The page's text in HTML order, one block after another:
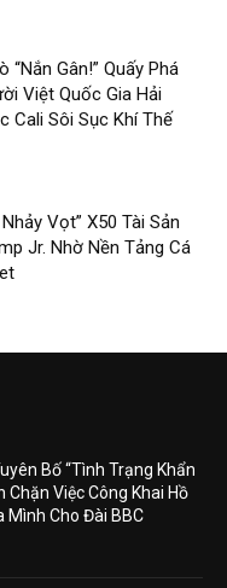
“Nắn Gân!” Quấy Phá
Việt Quốc Gia Hải
Cali Sôi Sục Khí Thế
Vọt” X50 Tài Sản
Jr. Nhờ Nền Tảng Cá
Bố “Tình Trạng Khẩn
Chặn Việc Công Khai Hồ
Mình Cho Đài BBC